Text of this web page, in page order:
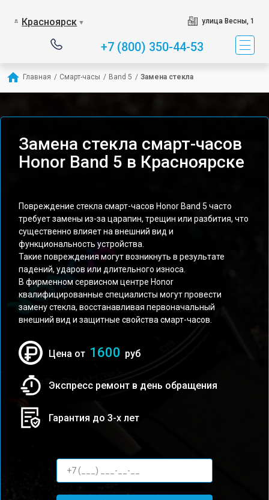
Красноярск ▼ улица Весны, 1
+7 (800) 350-44-53
Главная / Смарт-часы / Band 5 / Замена стекла
Замена стекла смарт-часов
Honor Band 5 в Красноярске
Повреждение стекла смарт-часов Honor Band 5 часто
требует замены из-за царапин, трещин или разбития, что
существенно влияет на внешний вид и
функциональность устройства.
Такие повреждения могут возникнуть в результате
падений, ударов или длительного износа.
В фирменном сервисном центре Honor
квалифицированные специалисты могут провести
замену стекла, восстанавливая первоначальный
внешний вид и защитные свойства смарт-часов.
Цена от 1600 руб
Экспресс ремонт в день обращения
Гарантия до 3-х лет